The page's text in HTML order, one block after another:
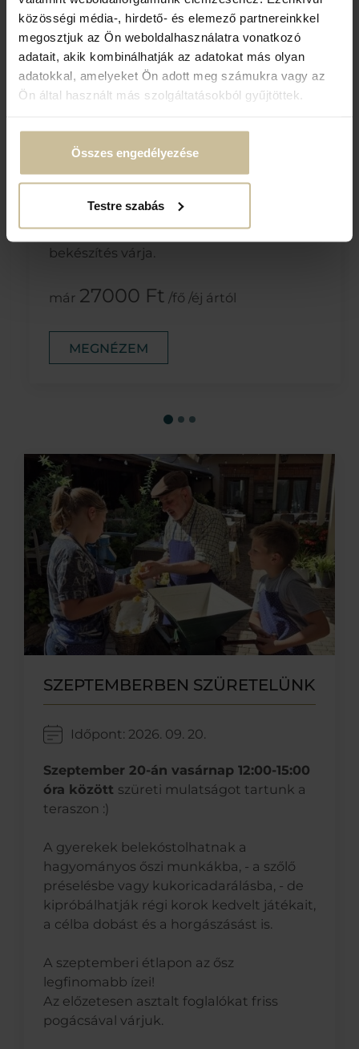
közösségi média-, hirdető- és elemező partnereinkkel
megosztjuk az Ön weboldalhasználatra vonatkozó
adatait, akik kombinálhatják az adatokat más olyan
adatokkal, amelyeket Ön adott meg számukra vagy az
Ön által használt más szolgáltatásokból gyűjtöttek.
Összes engedélyezése
Testre szabás
Érvényes: 2026.01.02-2026.12.22
kell lépni a szobából! Lakosztályunkban
saját jakuzzi, pezsgő, rózsa, édesség
bekészítés várja.
már27000 Ft/fő /éj ártól
MEGNÉZEM
SZEPTEMBERBEN SZÜRETELÜNK
Időpont: 2026. 09. 20.
Szeptember 20-án vasárnap 12:00-15:00
óra között szüreti mulatságot tartunk a
teraszon :)
A gyerekek belekóstolhatnak a
hagyományos őszi munkákba, - a szőlő
préselésbe vagy kukoricadarálásba, - de
kipróbálhatják régi korok kedvelt játékait,
a célba dobást és a horgászásást is.
A szeptemberi étlapon az ősz
legfinomabb ízei!
Az előzetesen asztalt foglalókat friss
pogácsával várjuk.